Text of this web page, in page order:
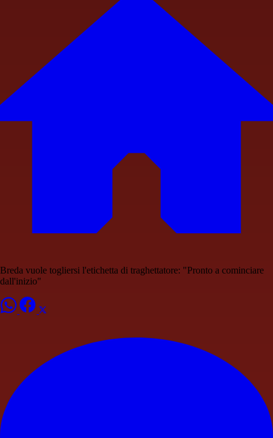
Breda vuole togliersi l'etichetta di traghettatore: "Pronto a cominciare
dall'inizio"